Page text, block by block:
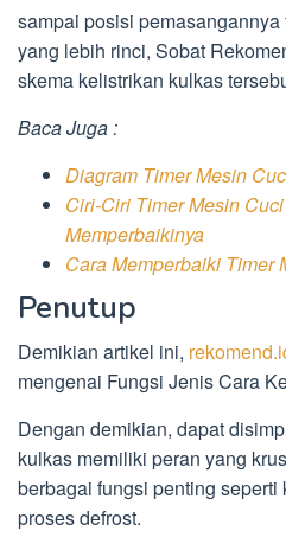
sampai posisi pemasangannya
yang lebih rinci, Sobat
skema kelistrikan kulkas
Baca Juga :
Diagram Timer Mesin
Ciri-Ciri Timer Mesin
Memperbaikinya
Cara Memperbaiki Timer
Penutup
Demikian artikel ini,
mengenai Fungsi Jenis Cara
Dengan demikian, dapat
kulkas memiliki peran yang
berbagai fungsi penting seperti
proses defrost.